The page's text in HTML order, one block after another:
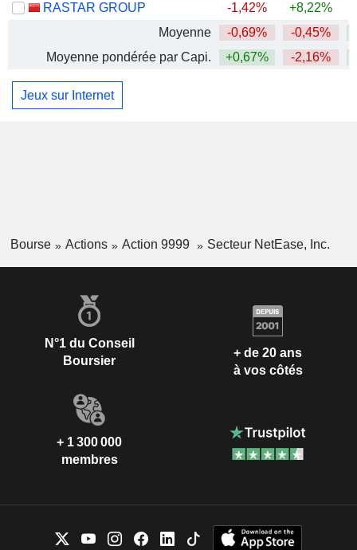
RASTAR GROUP
-1,42% +8,22%
Moyenne
-0,69% -0,45%
Moyenne pondérée par Capi.
+0,67% -2,16%
Jeux sur Internet
Bourse Actions Action 9999 Secteur NetEase, Inc.
N°1 du Conseil
Boursier
+ de 20 ans
à vos côtés
+ 1 300 000
membres